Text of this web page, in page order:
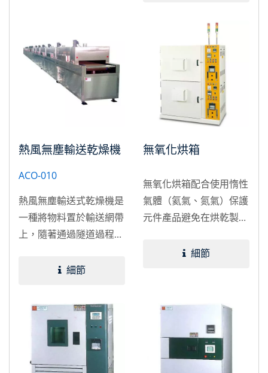
乾，一貫作業，可連接自
動化設備，自動取料預
熱、自動加工等流程。
（Film）等熱敏感材料之
網印物。
熱風無塵輸送乾燥機
ACO-010
熱風無塵輸送式乾燥機是
一種將物料置於輸送網帶
上，隨著通過隧道過程中
式乾燥機由輸送帶、送風
細節
無氧化烘箱
無氧化烘箱配合使用惰性
氣體（氦氣、氮氣）保護
元件產品避免在烘乾製程
電、半導體等產業之易氧
細節